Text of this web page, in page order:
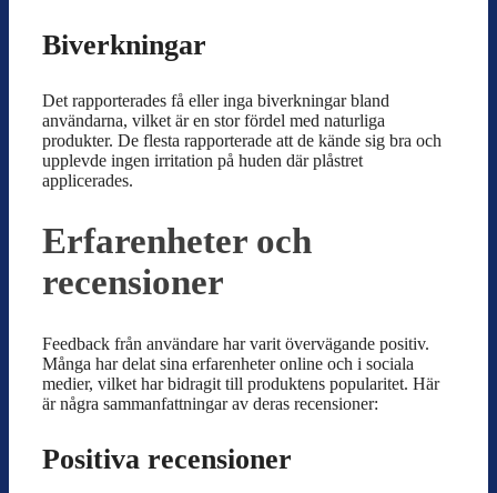
Biverkningar
Det rapporterades få eller inga biverkningar bland
användarna, vilket är en stor fördel med naturliga
produkter. De flesta rapporterade att de kände sig bra och
upplevde ingen irritation på huden där plåstret
applicerades.
Erfarenheter och
recensioner
Feedback från användare har varit övervägande positiv.
Många har delat sina erfarenheter online och i sociala
medier, vilket har bidragit till produktens popularitet. Här
är några sammanfattningar av deras recensioner:
Positiva recensioner